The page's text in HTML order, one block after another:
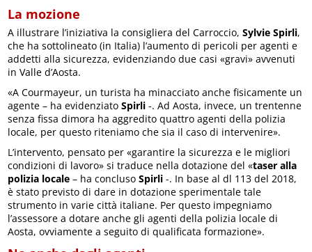
La mozione
A illustrare l’iniziativa la consigliera del Carroccio,Sylvie Spirli,
che ha sottolineato (in Italia) l’aumento di pericoli per agenti e
addetti alla sicurezza, evidenziando due casi «gravi» avvenuti
in Valle d’Aosta.
«A Courmayeur, un turista ha minacciato anche fisicamente un
agente – ha evidenziatoSpirli -. Ad Aosta, invece, un trentenne
senza fissa dimora ha aggredito quattro agenti della polizia
locale, per questo riteniamo che sia il caso di intervenire».
L’intervento, pensato per «garantire la sicurezza e le migliori
condizioni di lavoro» si traduce nella dotazione del «taser alla
polizia locale – ha conclusoSpirli -. In base al dl 113 del 2018,
è stato previsto di dare in dotazione sperimentale tale
strumento in varie città italiane. Per questo impegniamo
l’assessore a dotare anche gli agenti della polizia locale di
Aosta, ovviamente a seguito di qualificata formazione».